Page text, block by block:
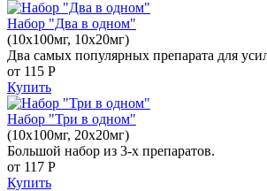
Набор "Два в одном"
(10x100мг, 10x20мг)
Два самых популярных препарата для
от 115 Р
Купить
Набор "Три в одном"
(10x100мг, 20x20мг)
Большой набор из 3-х препаратов.
от 117 Р
Купить